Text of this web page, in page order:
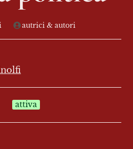
autrici & autori
attiva